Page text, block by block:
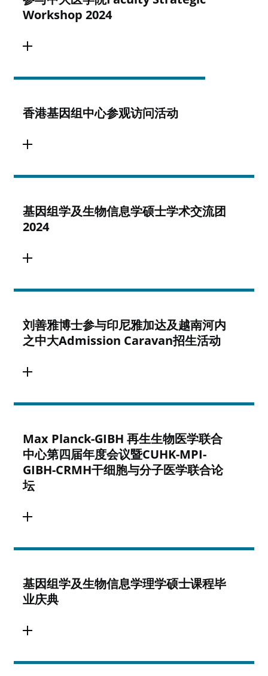
Workshop 2024
香港基因组中心参观访问活动
基因组学及生物信息学硕士学术交流团
2024
刘善雅博士参与印尼雅加达及越南河内
之中大Admission Caravan招生活动
Max Planck-GIBH 再生生物医学联合
中心第四届年度会议暨CUHK-MPI-
GIBH-CRMH干细胞与分子医学联合论
坛
基因组学及生物信息学理学硕士课程毕
业庆典